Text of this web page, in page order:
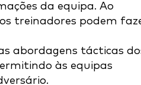
da equipa. Ao
treinadores podem
abordagens tácticas
às equipas